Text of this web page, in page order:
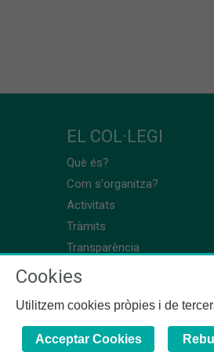
EL COL·LEGI
Què és?
Com s'organitza?
Activitats
Tràmits
Transparència
Cookies
Utilitzem cookies pròpies i de
Acceptar Cookies